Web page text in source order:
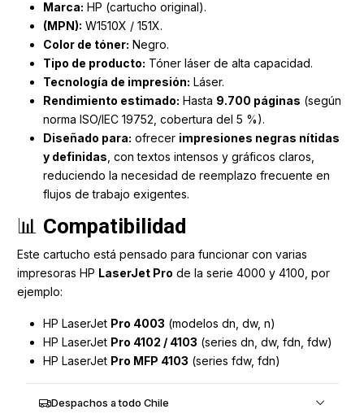
Marca: HP (cartucho original).
(MPN): W1510X / 151X.
Color de tóner: Negro.
Tipo de producto: Tóner láser de alta capacidad.
Tecnología de impresión: Láser.
Rendimiento estimado: Hasta 9.700 páginas (según
norma ISO/IEC 19752, cobertura del 5 %).
Diseñado para: ofrecer impresiones negras nítidas
y definidas , con textos intensos y gráficos claros,
reduciendo la necesidad de reemplazo frecuente en
flujos de trabajo exigentes.
📊 Compatibilidad
Este cartucho está pensado para funcionar con varias
impresoras HP LaserJet Pro de la serie 4000 y 4100, por
ejemplo:
HP LaserJet Pro 4003 (modelos dn, dw, n)
HP LaserJet Pro 4102 / 4103 (series dn, dw, fdn, fdw)
HP LaserJet Pro MFP 4103 (series fdw, fdn)
Despachos a todo Chile